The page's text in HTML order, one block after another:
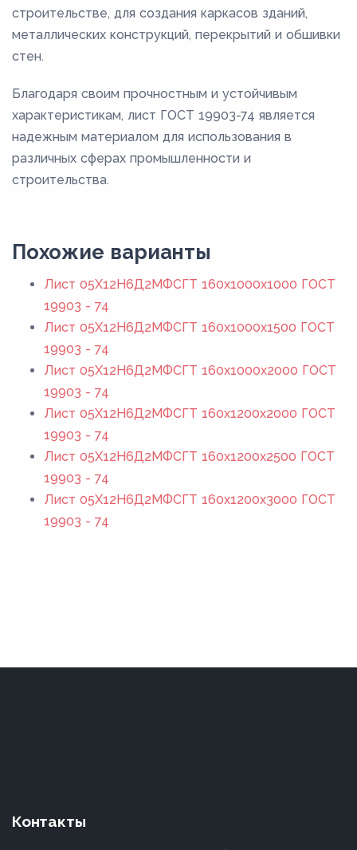
строительстве, для создания каркасов зданий,
металлических конструкций, перекрытий и обшивки
стен.
Благодаря своим прочностным и устойчивым
характеристикам, лист ГОСТ 19903-74 является
надежным материалом для использования в
различных сферах промышленности и
строительства.
Похожие варианты
Лист 05Х12Н6Д2МФСГТ 160x1000x1000 ГОСТ
19903 - 74
Лист 05Х12Н6Д2МФСГТ 160x1000x1500 ГОСТ
19903 - 74
Лист 05Х12Н6Д2МФСГТ 160x1000x2000 ГОСТ
19903 - 74
Лист 05Х12Н6Д2МФСГТ 160x1200x2000 ГОСТ
19903 - 74
Лист 05Х12Н6Д2МФСГТ 160x1200x2500 ГОСТ
19903 - 74
Лист 05Х12Н6Д2МФСГТ 160x1200x3000 ГОСТ
19903 - 74
Контакты